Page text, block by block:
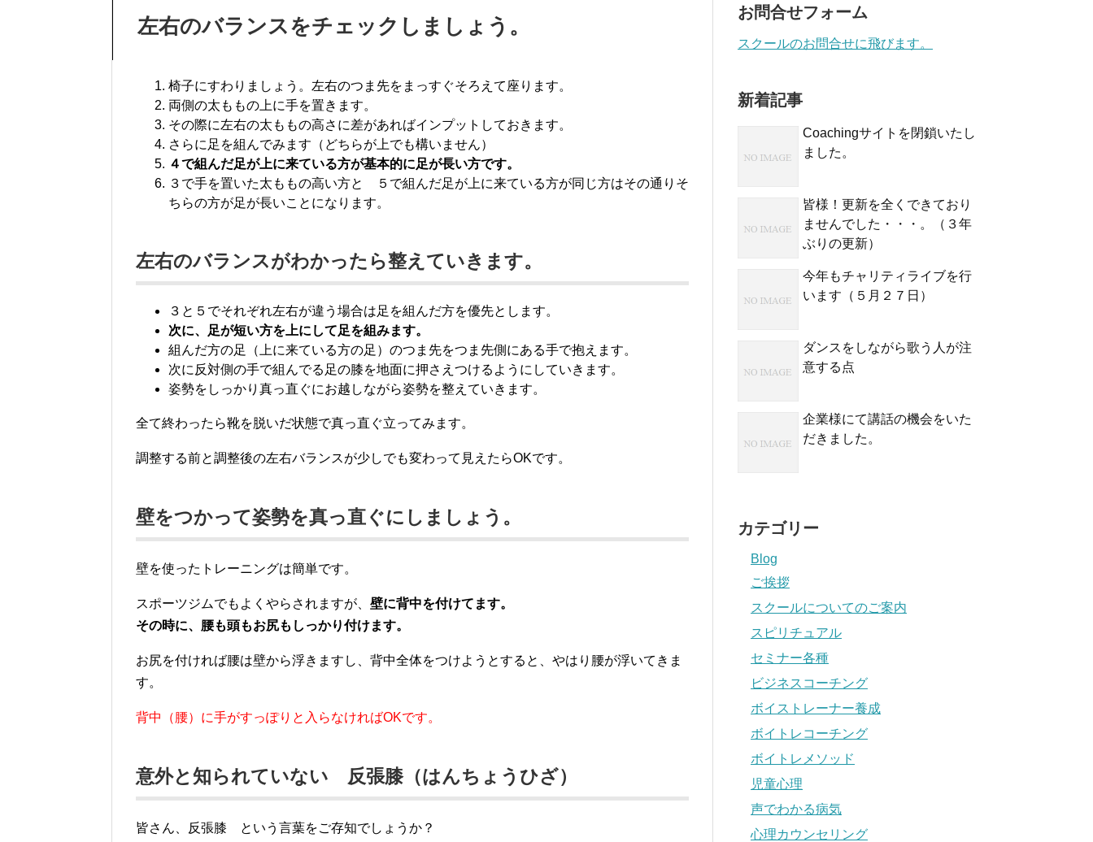
左右のバランスをチェックしましょう。
椅子にすわりましょう。左右のつま先をまっすぐそろえて座ります。
両側の太ももの上に手を置きます。
その際に左右の太ももの高さに差があればインプットしておきます。
さらに足を組んでみます（どちらが上でも構いません）
４で組んだ足が上に来ている方が基本的に足が長い方です。
３で手を置いた太ももの高い方と ５で組んだ足が上に来ている方が同じ方はその通りそ
ちらの方が足が長いことになります。
左右のバランスがわかったら整えていきます。
３と５でそれぞれ左右が違う場合は足を組んだ方を優先とします。
次に、足が短い方を上にして足を組みます。
組んだ方の足（上に来ている方の足）のつま先をつま先側にある手で抱えます。
次に反対側の手で組んでる足の膝を地面に押さえつけるようにしていきます。
姿勢をしっかり真っ直ぐにお越しながら姿勢を整えていきます。
全て終わったら靴を脱いだ状態で真っ直ぐ立ってみます。
調整する前と調整後の左右バランスが少しでも変わって見えたらOKです。
壁をつかって姿勢を真っ直ぐにしましょう。
壁を使ったトレーニングは簡単です。
スポーツジムでもよくやらされますが、 壁に背中を付けてます。
その時に、腰も頭もお尻もしっかり付けます。
お尻を付ければ腰は壁から浮きますし、背中全体をつけようとすると、やはり腰が浮いてきま
す。
背中（腰）に手がすっぽりと入らなければOKです。
意外と知られていない 反張膝（はんちょうひざ）
皆さん、反張膝 という言葉をご存知でしょうか？
お問合せフォーム
スクールのお問合せに飛びます。
新着記事
Coachingサイトを閉鎖いたし
ました。
皆様！更新を全くできており
ませんでした・・・。（３年
ぶりの更新）
今年もチャリティライブを行
います（５月２７日）
ダンスをしながら歌う人が注
意する点
企業様にて講話の機会をいた
だきました。
カテゴリー
Blog
ご挨拶
スクールについてのご案内
スピリチュアル
セミナー各種
ビジネスコーチング
ボイストレーナー養成
ボイトレコーチング
ボイトレメソッド
児童心理
声でわかる病気
心理カウンセリング